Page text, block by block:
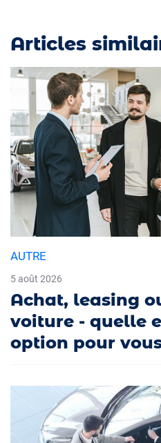
Articles
AUTRE
5 août 2026
Achat, leasing
voiture - quelle
option pour